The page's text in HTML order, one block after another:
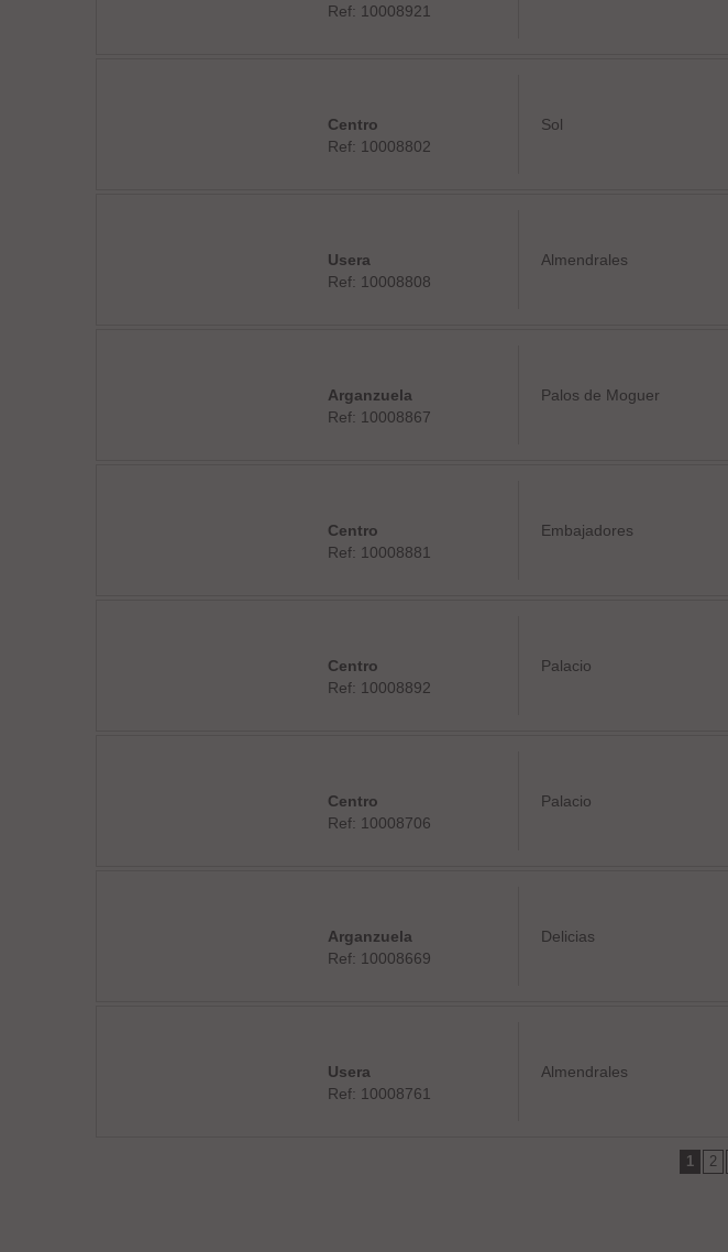
Ref: 10008921
Centro
Ref: 10008802
Sol
Usera
Ref: 10008808
Almendrales
Arganzuela
Ref: 10008867
Palos de Moguer
Centro
Ref: 10008881
Embajadores
Centro
Ref: 10008892
Palacio
Centro
Ref: 10008706
Palacio
Arganzuela
Ref: 10008669
Delicias
Usera
Ref: 10008761
Almendrales
1 2